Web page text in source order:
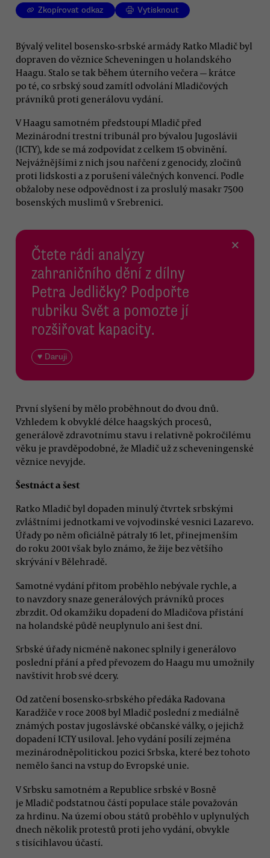
Zkopírovat odkaz Vytisknout
Bývalý velitel bosensko-srbské armády Ratko Mladič byl
dopraven do věznice Scheveningen u holandského
Haagu. Stalo se tak během úterního večera — krátce
po té, co srbský soud zamítl odvolání Mladičových
právníků proti generálovu vydání.
V Haagu samotném předstoupí Mladič před
Mezinárodní trestní tribunál pro bývalou Jugoslávii
(ICTY), kde se má zodpovídat z celkem 15 obvinění.
Nejvážnějšími z nich jsou nařčení z genocidy, zločinů
proti lidskosti a z porušení válečných konvencí. Podle
obžaloby nese odpovědnost i za proslulý masakr 7500
bosenských muslimů v Srebrenici.
Čtete rádi analýzy
zahraničního dění z dílny
Petra Jedličky? Podpořte
rubriku Svět a pomozte jí
rozšiřovat kapacity.
♥ Daruji
×
První slyšení by mělo proběhnout do dvou dnů.
Vzhledem k obvyklé délce haagských procesů,
generálově zdravotnímu stavu i relativně pokročilému
věku je pravděpodobné, že Mladič už z scheveningenské
věznice nevyjde.
Šestnáct a šest
Ratko Mladič byl dopaden minulý čtvrtek srbskými
zvláštními jednotkami ve vojvodinské vesnici Lazarevo.
Úřady po něm oficiálně pátraly 16 let, přinejmenším
do roku 2001 však bylo známo, že žije bez většího
skrývání v Bělehradě.
Samotné vydání přitom proběhlo nebývale rychle, a
to navzdory snaze generálových právníků proces
zbrzdit. Od okamžiku dopadení do Mladičova přistání
na holandské půdě neuplynulo ani šest dní.
Srbské úřady nicméně nakonec splnily i generálovo
poslední přání a před převozem do Haagu mu umožnily
navštívit hrob své dcery.
Od zatčení bosensko-srbského předáka Radovana
Karadžiče v roce 2008 byl Mladič poslední z mediálně
známých postav jugoslávské občanské války, o jejichž
dopadení ICTY usiloval. Jeho vydání posílí zejména
mezinárodněpolitickou pozici Srbska, které bez tohoto
nemělo šanci na vstup do Evropské unie.
V Srbsku samotném a Republice srbské v Bosně
je Mladič podstatnou částí populace stále považován
za hrdinu. Na území obou států proběhlo v uplynulých
dnech několik protestů proti jeho vydání, obvykle
s tisícihlavou účastí.